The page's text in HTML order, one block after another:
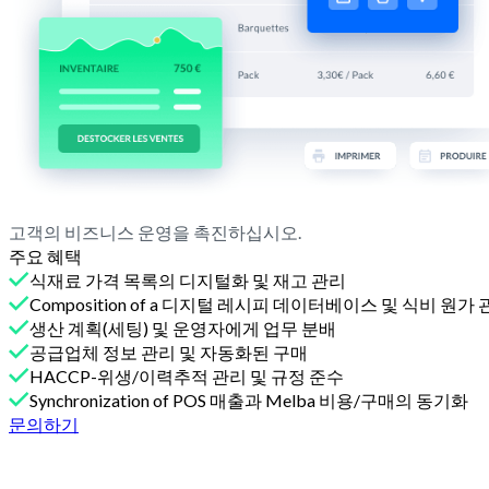
고객의 비즈니스 운영을 촉진하십시오.
주요 혜택
식재료 가격 목록의 디지털화 및 재고 관리
Composition of a 디지털 레시피 데이터베이스 및 식비 원가
생산 계획(세팅) 및 운영자에게 업무 분배
공급업체 정보 관리 및 자동화된 구매
HACCP-위생/이력추적 관리 및 규정 준수
Synchronization of POS 매출과 Melba 비용/구매의 동기화
문의하기